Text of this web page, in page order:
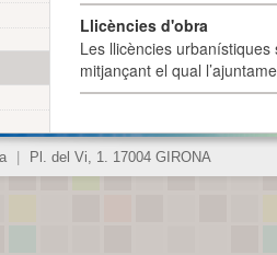
Llicències d'obra
Les llicències
mitjançant el qual
Pl. del Vi, 1. 17004 GIRONA